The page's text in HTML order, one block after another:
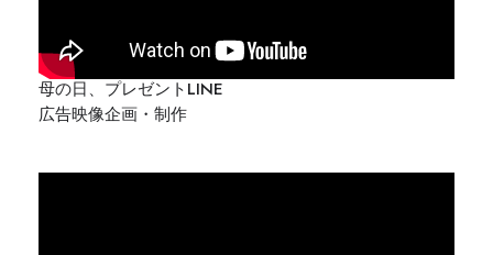
母の日、プレゼントLINE
広告映像企画・制作